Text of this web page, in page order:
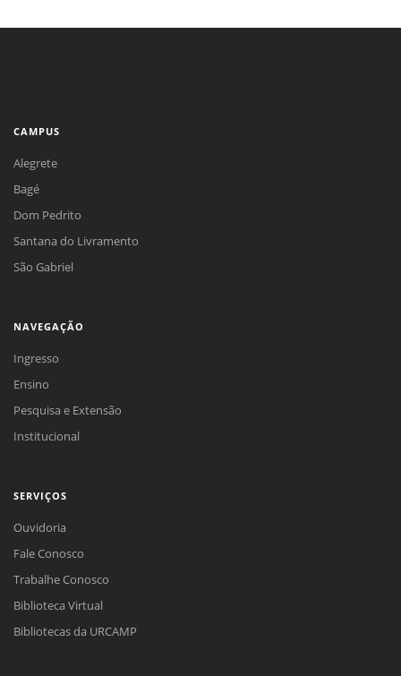
CAMPUS
Alegrete
Bagé
Dom Pedrito
Santana do Livramento
São Gabriel
NAVEGAÇÃO
Ingresso
Ensino
Pesquisa e Extensão
Institucional
SERVIÇOS
Ouvidoria
Fale Conosco
Trabalhe Conosco
Biblioteca Virtual
Bibliotecas da URCAMP